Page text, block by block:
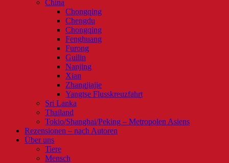
China
Chongqing
Chengdu
Chongqing
Fenghuang
Furong
Guilin
Nanjing
Xian
Zhangjiajie
Yangtse Flusskreuzfahrt
Sri Lanka
Thailand
Tokio/Shanghai/Peking – Metropolen Asiens
Rezensionen – nach Autoren
Über uns
Tiere
Mensch